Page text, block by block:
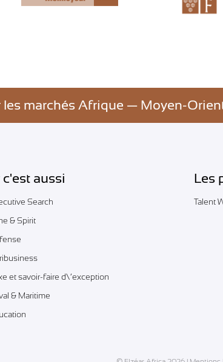
les marchés Afrique — Moyen-
c'est aussi
Search
& Spirit
et savoir-faire d\’exception
& Maritime
Les
Talent